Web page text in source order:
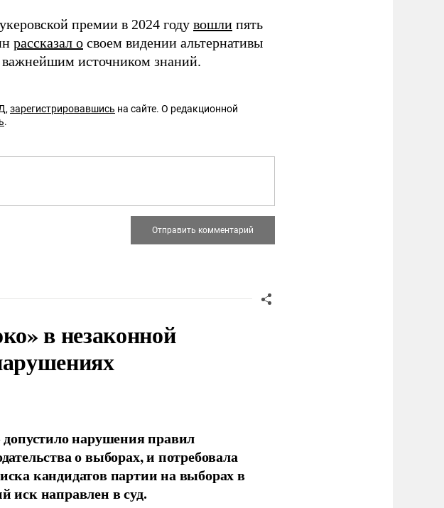
премии в 2024 году вошли пять
рассказал о своем видении альтернативы
важнейшим источником знаний.
зарегистрировавшись на сайте. О редакционной
.
в незаконной
нарушения правил
о выборах, и потребовала
кандидатов партии на выборах в
иск направлен в суд.